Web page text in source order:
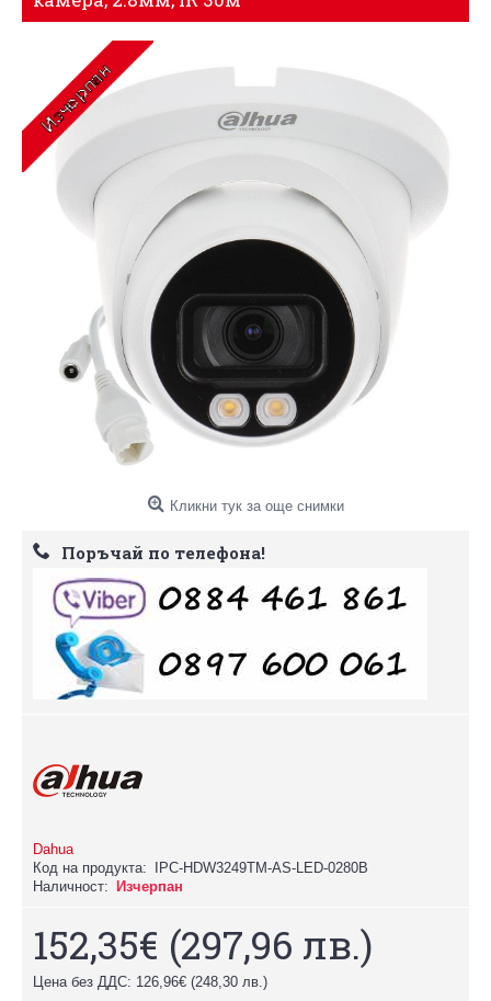
Кликни тук за още снимки
Поръчай по телефона!
Dahua
Код на продукта:
IPC-HDW3249TM-AS-LED-0280B
Наличност:
Изчерпан
152,35€ (297,96 лв.)
Цена без ДДС: 126,96€ (248,30 лв.)